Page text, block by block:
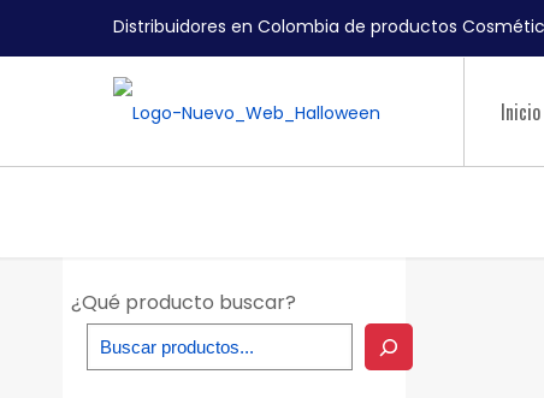
Distribuidores en Colombia de productos
Inicio
¿Qué producto buscar?